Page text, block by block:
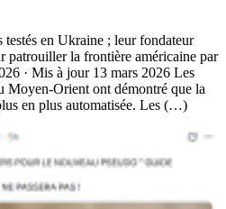
testés en Ukraine ; leur fondateur
patrouiller la frontière américaine par
· Mis à jour 13 mars 2026 Les
Moyen-Orient ont démontré que la
en plus automatisée. Les (…)